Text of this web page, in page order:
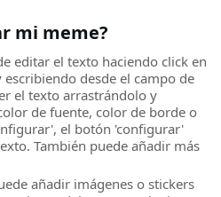
mi meme?
editar el texto haciendo click en
desde el campo de
el texto arrastrándolo y
de fuente, color de borde o
el botón 'configurar'
También puede añadir más
añadir imágenes o stickers